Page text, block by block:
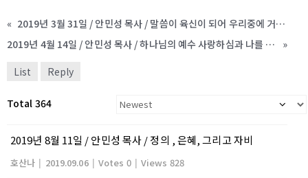
«
2019년 3월 31일 / 안민성 목사 / 말씀이 육신이 되어 우리중에 거하시는 신비
2019년 4월 14일 / 안민성 목사 / 하나님의 예수 사랑하심과 나를 사랑하심
»
List
Reply
Total 364
2019년 8월 11일 / 안민성 목사 / 정의 , 은혜, 그리고 자비
호산나 | 2019.09.06 | Votes 0 | Views 828